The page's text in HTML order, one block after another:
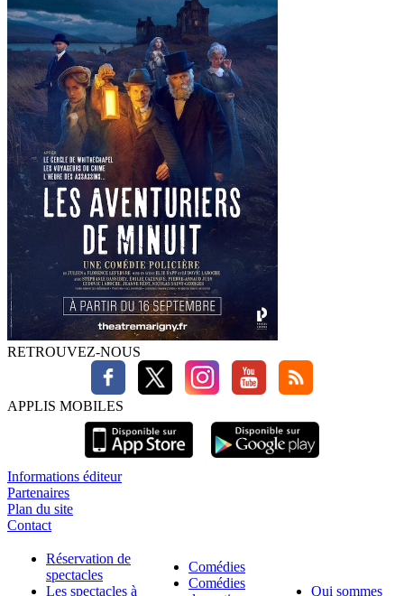
RETROUVEZ-NOUS
APPLIS MOBILES
Informations éditeur
Partenaires
Plan du site
Contact
Réservation de
spectacles
Les spectacles à
Comédies
Comédies
Qui sommes